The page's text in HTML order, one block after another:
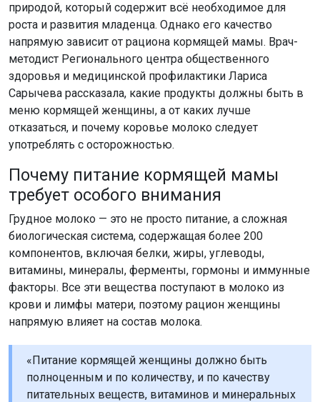
природой, который содержит всё необходимое для
роста и развития младенца. Однако его качество
напрямую зависит от рациона кормящей мамы. Врач-
методист Регионального центра общественного
здоровья и медицинской профилактики Лариса
Сарычева рассказала, какие продукты должны быть в
меню кормящей женщины, а от каких лучше
отказаться, и почему коровье молоко следует
употреблять с осторожностью.
Почему питание кормящей мамы
требует особого внимания
Грудное молоко — это не просто питание, а сложная
биологическая система, содержащая более 200
компонентов, включая белки, жиры, углеводы,
витамины, минералы, ферменты, гормоны и иммунные
факторы. Все эти вещества поступают в молоко из
крови и лимфы матери, поэтому рацион женщины
напрямую влияет на состав молока.
«Питание кормящей женщины должно быть
полноценным и по количеству, и по качеству
питательных веществ, витаминов и минеральных